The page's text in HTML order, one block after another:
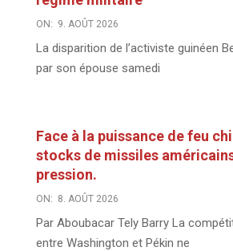
ON: 9. AOÛT 2026
La disparition de l’activiste guinéen
par son épouse samedi
Face à la puissance de feu
stocks de missiles
pression.
ON: 8. AOÛT 2026
Par Aboubacar Tely Barry La
entre Washington et Pékin ne